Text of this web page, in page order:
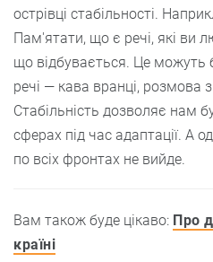
острівці стабільності.
Пам'ятати, що є речі, які ви
що відбувається. Це можуть
речі — кава вранці, розмова
Стабільність дозволяє нам
сферах під час адаптації. А
по всіх фронтах не вийде.
Вам також буде цікаво: Про
країні